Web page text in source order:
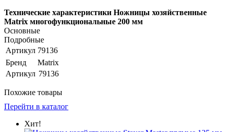
Технические характеристики Ножницы хозяйственные
Matrix многофункциональные 200 мм
Основные
Подробные
Артикул 79136
Бренд
Matrix
Артикул 79136
Похожие товары
Перейти в каталог
Хит!